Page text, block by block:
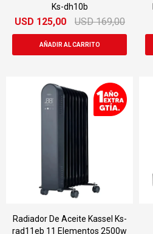
Ks-dh10b
USD 125,00 USD 169,00
Radiador De Aceite Kassel Ks-
rad11eb 11 Elementos 2500w